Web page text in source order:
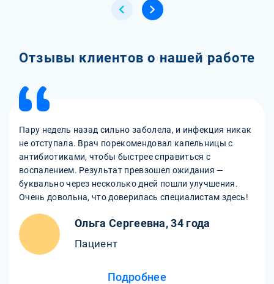
Отзывы клиентов о нашей работе
Пару недель назад сильно заболела, и инфекция никак
не отступала. Врач порекомендовал капельницы с
антибиотиками, чтобы быстрее справиться с
воспалением. Результат превзошел ожидания —
буквально через несколько дней пошли улучшения.
Очень довольна, что доверилась специалистам здесь!
Ольга Сергеевна, 34 года
Пациент
Подробнее